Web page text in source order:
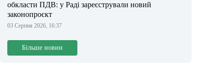
обкласти ПДВ: у Раді зареєстрували новий
законопроєкт
03 Серпня 2026, 16:37
Більше новин